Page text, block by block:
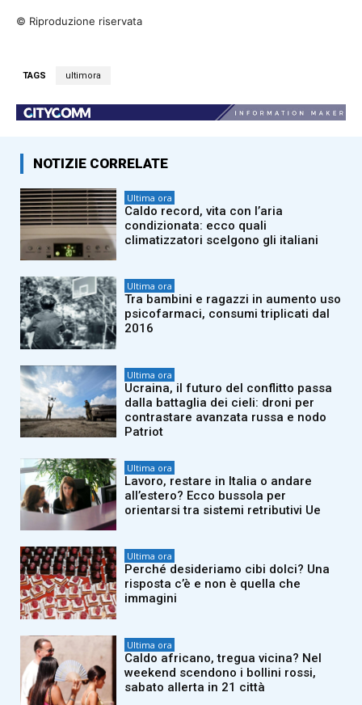
© Riproduzione riservata
TAGS ultimora
NOTIZIE CORRELATE
Ultima ora
Caldo record, vita con l’aria
condizionata: ecco quali
climatizzatori scelgono gli italiani
Ultima ora
Tra bambini e ragazzi in aumento uso
psicofarmaci, consumi triplicati dal
2016
Ultima ora
Ucraina, il futuro del conflitto passa
dalla battaglia dei cieli: droni per
contrastare avanzata russa e nodo
Patriot
Ultima ora
Lavoro, restare in Italia o andare
all’estero? Ecco bussola per
orientarsi tra sistemi retributivi Ue
Ultima ora
Perché desideriamo cibi dolci? Una
risposta c’è e non è quella che
immagini
Ultima ora
Caldo africano, tregua vicina? Nel
weekend scendono i bollini rossi,
sabato allerta in 21 città